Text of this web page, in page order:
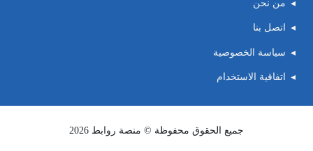
من نحن
اتصل بنا
سياسة الخصوصية
اتفاقية الاستخدام
جميع الحقوق محفوظة © منصة روابط 2026